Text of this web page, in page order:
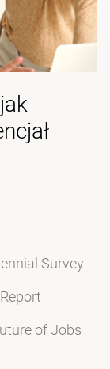
Survey
of Jobs